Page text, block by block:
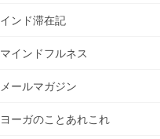
インド滞在記
マインドフルネス
メールマガジン
ヨーガのことあれこれ